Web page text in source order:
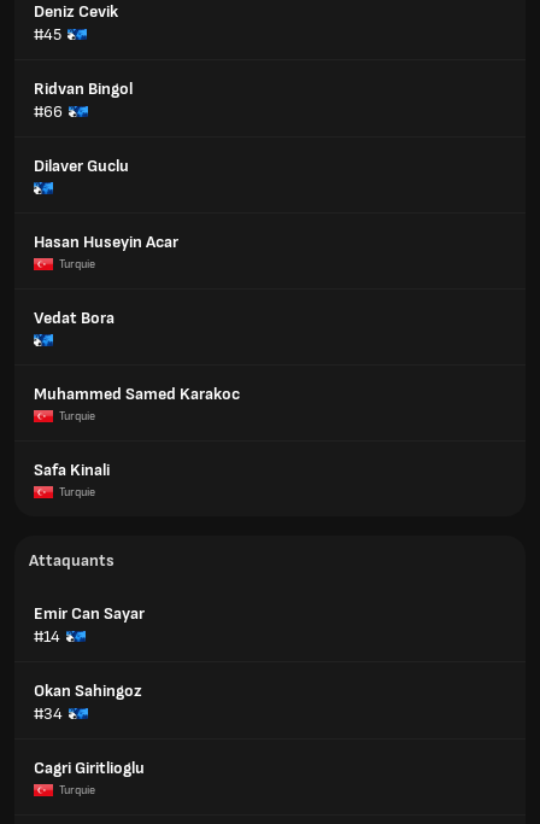
Deniz Cevik
#45
Ridvan Bingol
#66
Dilaver Guclu
Hasan Huseyin Acar
Turquie
Vedat Bora
Muhammed Samed Karakoc
Turquie
Safa Kinali
Turquie
Attaquants
Emir Can Sayar
#14
Okan Sahingoz
#34
Cagri Giritlioglu
Turquie